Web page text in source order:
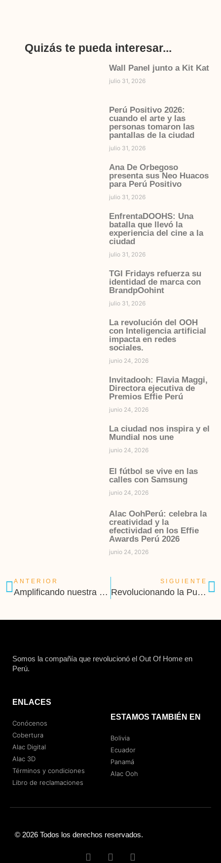
Quizás te pueda interesar...
Wall Panel junto a Kit Kat
julio 31, 2026
Perú Positivo 2026:
cuando el arte y las
personas tomaron las
pantallas de la ciudad
julio 31, 2026
Ana De Orbegoso
presenta sus Neo Huacos
para Perú Positivo
julio 31, 2026
EnfrentaDOOHS: Una
batalla que llevó la
experiencia del cine a la
ciudad
julio 31, 2026
TGI Fridays refuerza su
identidad de marca con
BrandpOohint
julio 31, 2026
La revolución del OOH
con Inteligencia artificial
impacta en redes
sociales.
junio 24, 2026
Invitadooh: Flavia Maggi,
Directora ejecutiva de
Premios Effie Perú
junio 24, 2026
La ciudad nos inspira y el
Mundial nos une
junio 24, 2026
El fútbol se vive en las
calles con Samsung
junio 24, 2026
Alac OohPerú: celebra la
creatividad y la
efectividad en los Effie
Awards Perú 2026
junio 24, 2026
ANTERIOR
Amplificando nuestra Cobertura Prime
SIGUIENTE
Revolucionando la Publicidad DOOH con Alac 3D
Somos la compañía que revolucionó el Out Of Home en
Perú.
ENLACES
Conócenos
Cobertura
Alac Digital
Alac 3D
Términos y condiciones
Libro de reclamaciones
ESTAMOS TAMBIÉN EN
Bolivia
Ecuador
Panamá
Alac Ooh
© 2026 Todos los derechos reservados.